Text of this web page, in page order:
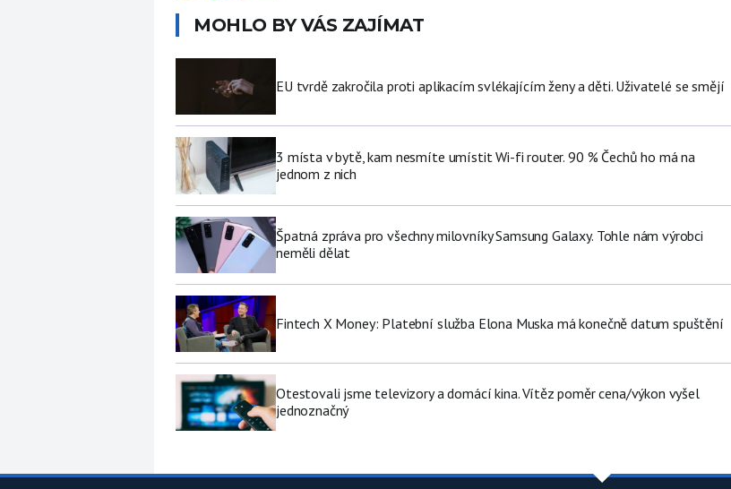
MOHLO BY VÁS ZAJÍMAT
EU tvrdě zakročila proti aplikacím svlékajícím ženy a děti. Uživatelé se smějí
3 místa v bytě, kam nesmíte umístit Wi-fi router. 90 % Čechů ho má na
jednom z nich
Špatná zpráva pro všechny milovníky Samsung Galaxy. Tohle nám výrobci
neměli dělat
Fintech X Money: Platební služba Elona Muska má konečně datum spuštění
Otestovali jsme televizory a domácí kina. Vítěz poměr cena/výkon vyšel
jednoznačný